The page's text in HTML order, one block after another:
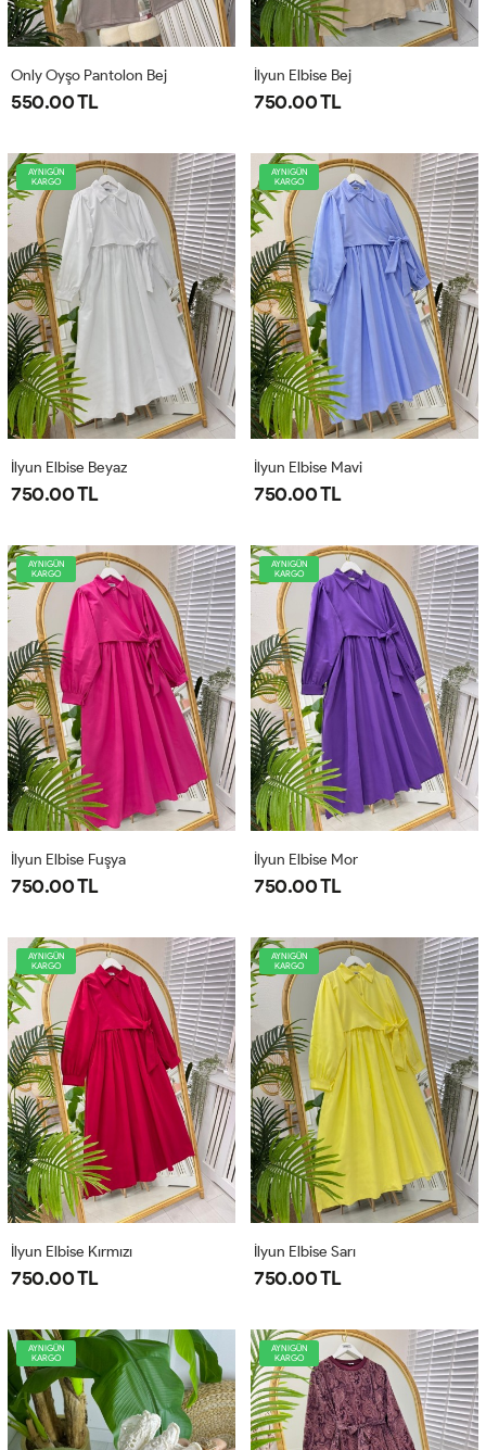
Only Oyşo Pantolon Bej
550.00 TL
İlyun Elbise Bej
750.00 TL
AYNIGÜN
KARGO
İlyun Elbise Beyaz
750.00 TL
AYNIGÜN
KARGO
İlyun Elbise Mavi
750.00 TL
AYNIGÜN
KARGO
İlyun Elbise Fuşya
750.00 TL
AYNIGÜN
KARGO
İlyun Elbise Mor
750.00 TL
AYNIGÜN
KARGO
İlyun Elbise Kırmızı
750.00 TL
AYNIGÜN
KARGO
İlyun Elbise Sarı
750.00 TL
AYNIGÜN
KARGO
AYNIGÜN
KARGO